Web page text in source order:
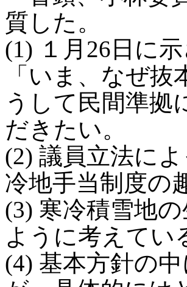
質した。
(1) １月26日に
「いま、なぜ
うして民間準拠
だきたい。
(2) 議員立法に
冷地手当制度の
(3) 寒冷積雪地
ように考えてい
(4) 基本方針の